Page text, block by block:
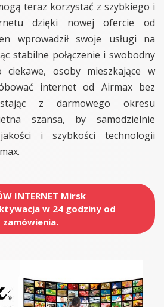
teraz korzystać z szybkiego i
dzięki nowej ofercie od
wprowadził swoje usługi na
stabilne połączenie i swobodny
osoby mieszkające w
internet od Airmax bez
z darmowego okresu
szansa, by samodzielnie
i szybkości technologii
INTERNET Mirsk
w 24 godziny od
zamówienia.